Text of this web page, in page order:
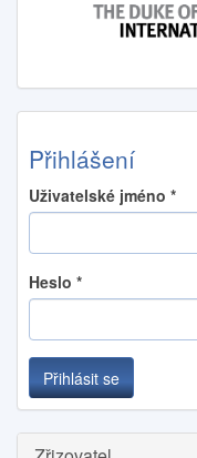
Přihlášení
Uživatelské jméno *
Heslo *
Přihlásit se